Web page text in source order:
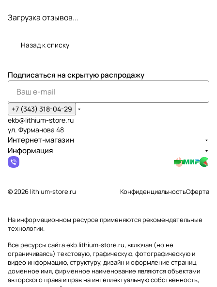
Загрузка отзывов...
Назад к списку
Подписаться на скрытую распродажу
+7 (343) 318-04-29
ekb@lithium-store.ru
ул. Фурманова 48
Интернет-магазин
Информация
© 2026 lithium-store.ru КонфиденциальностьОферта
На информационном ресурсе применяютсярекомендательные
технологии.
Все ресурсы сайта ekb.lithium-store.ru, включая (но не
ограничиваясь) текстовую, графическую, фотографическую и
видео информацию, структуру, дизайн и оформление страниц,
доменное имя, фирменное наименование являются объектами
авторского права и прав на интеллектуальную собственность,